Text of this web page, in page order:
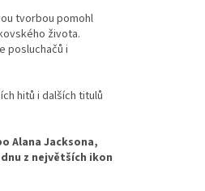
tvorbou pomohl
života.
posluchačů i
hitů i dalších titulů
Alana Jacksona,
z největších ikon